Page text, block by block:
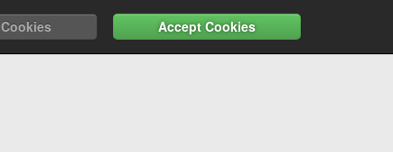
Accept Cookies